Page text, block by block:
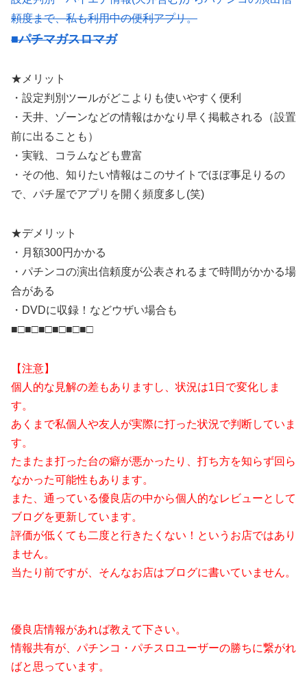
頼度まで、私も利用中の便利アプリ。
■パチマガスロマガ
★メリット
・設定判別ツールがどこよりも使いやすく便利
・天井、ゾーンなどの情報はかなり早く掲載される（設置
前に出ることも）
・実戦、コラムなども豊富
・その他、知りたい情報はこのサイトでほぼ事足りるの
で、パチ屋でアプリを開く頻度多し(笑)
★デメリット
・月額300円かかる
・パチンコの演出信頼度が公表されるまで時間がかかる場
合がある
・DVDに収録！などウザい場合も
■□■□■□■□■□■□
【注意】
個人的な見解の差もありますし、状況は1日で変化しま
す。
あくまで私個人や友人が実際に打った状況で判断していま
す。
たまたま打った台の癖が悪かったり、打ち方を知らず回ら
なかった可能性もあります。
また、通っている優良店の中から個人的なレビューとして
ブログを更新しています。
評価が低くても二度と行きたくない！というお店ではあり
ません。
当たり前ですが、そんなお店はブログに書いていません。
優良店情報があれば教えて下さい。
情報共有が、パチンコ・パチスロユーザーの勝ちに繋がれ
ばと思っています。